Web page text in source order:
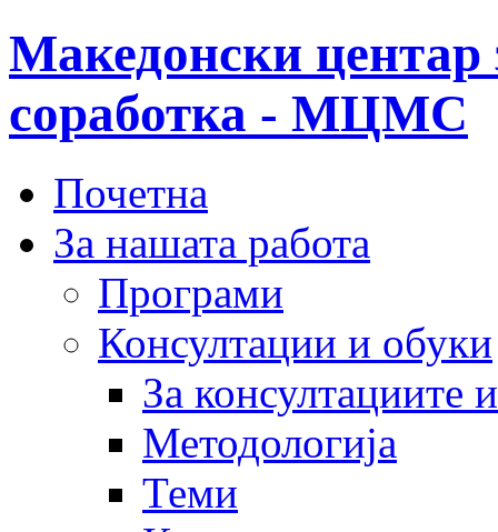
Македонски центар
соработка - МЦМС
Почетна
За нашата работа
Програми
Консултации и обуки
За консултациите
Методологија
Теми